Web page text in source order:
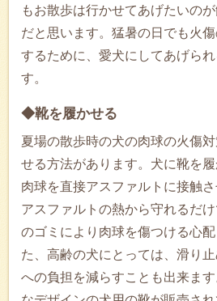
もお散歩は行かせてあげたいの
だと思います。猛暑の日でも火
するために、愛犬にしてあげら
す。
◆靴を履かせる
夏場の散歩時の犬の肉球の火傷
せる方法があります。犬に靴を履
肉球を直接アスファルトに接触さ
アスファルトの熱から守れるだ
のゴミにより肉球を傷つける心
た、高齢の犬にとっては、滑り
への負担を減らすことも出来ま